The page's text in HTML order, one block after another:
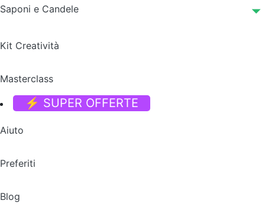
Saponi e Candele
Kit Creatività
Masterclass
⚡ SUPER OFFERTE
Aiuto
Preferiti
Blog